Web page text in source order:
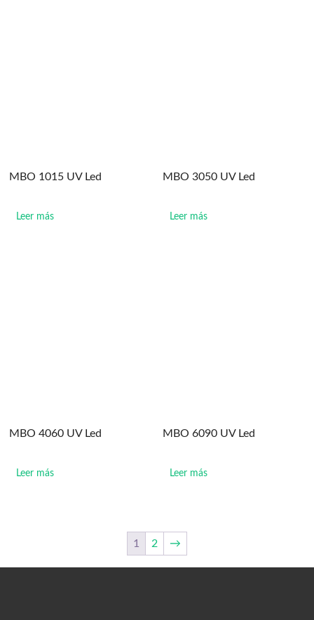
MBO 1015 UV Led
Leer más
MBO 3050 UV Led
Leer más
MBO 4060 UV Led
Leer más
MBO 6090 UV Led
Leer más
1 2 →